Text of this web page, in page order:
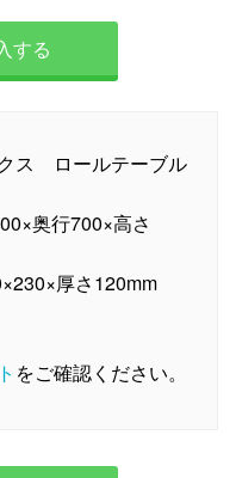
する
ス ロールテーブル
奥行700×高さ
厚さ120mm
をご確認ください。